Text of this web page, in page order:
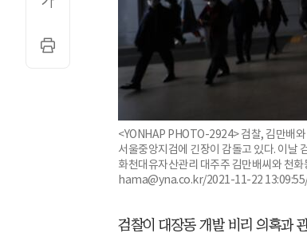
<YONHAP PHOTO-2924> 검찰, 김만배
서울중앙지검에 긴장이 감돌고 있다. 이날
화천대유자산관리 대주주 김만배씨와 천
hama@yna.co.kr/2021-11-22 13:09:55/
검찰이 대장동 개발 비리 의혹과